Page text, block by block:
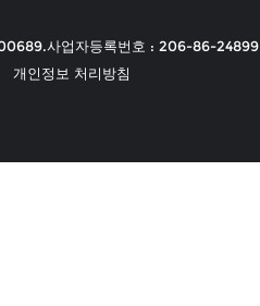
사업자등록번호 : 206-86-24899
개인정보 처리방침